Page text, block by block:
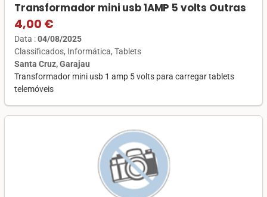
Transformador mini usb 1AMP 5 volts Outras
4,00 €
Data :04/08/2025
Classificados Informática Tablets
Santa Cruz, Garajau
Transformador mini usb 1 amp 5 volts para carregar tablets
telemóveis